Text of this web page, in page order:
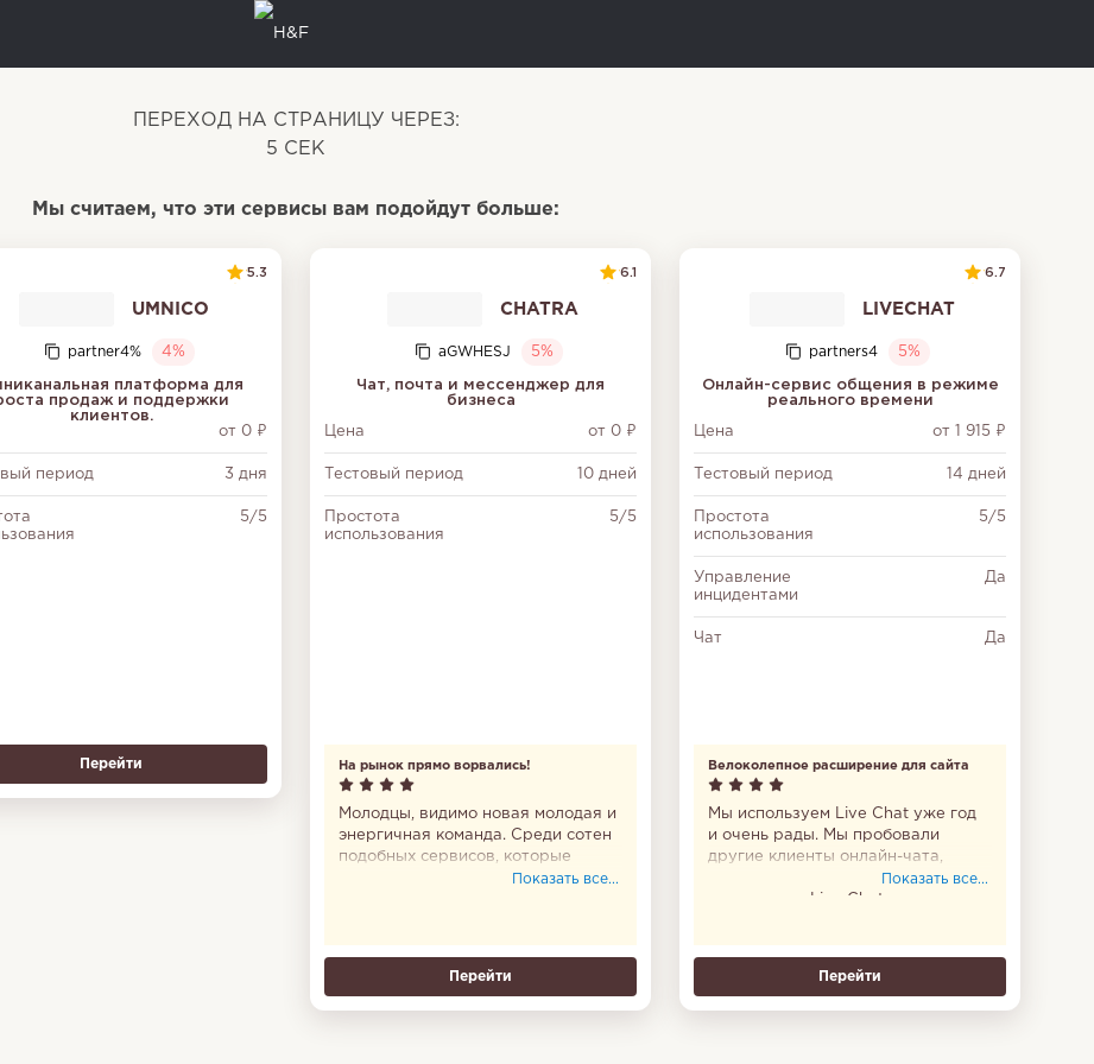
ПЕРЕХОД НА СТРАНИЦУ ЧЕРЕЗ:
5 СЕК
Мы считаем, что эти сервисы вам подойдут больше:
5.3
UMNICO
partner4% 4%
платформа для
продаж и поддержки
клиентов.
от 0 ₽
период 3 дня
5/5
Перейти
6.1
CHATRA
aGWHESJ 5%
Чат, почта и мессенджер для
бизнеса
Цена от 0 ₽
Тестовый период 10 дней
Простота
использования
5/5
На рынок прямо ворвались!
Молодцы, видимо новая молодая и
энергичная команда. Среди сотен
подобных сервисов, которые
давно уже вяло плывут поПоказать все...
Перейти
6.7
LIVECHAT
partners4 5%
Онлайн-сервис общения в режиме
реального времени
Цена от 1 915 ₽
Тестовый период 14 дней
Простота
использования
5/5
Управление
инцидентами
Да
Чат Да
Велоколепное расширение для сайта
Мы используем Live Chat уже год
и очень рады. Мы пробовали
другие клиенты онлайн-чата,
такие как Olark и Zopim, но в итоге
вернулись к Live Chat, потому что
увеличить эффективность. Если
Показать все...
Перейти